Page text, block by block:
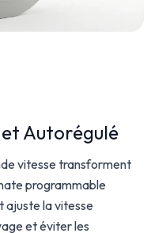
Autorégulé
vitesse transforment
programmable
ajuste la vitesse
et éviter les